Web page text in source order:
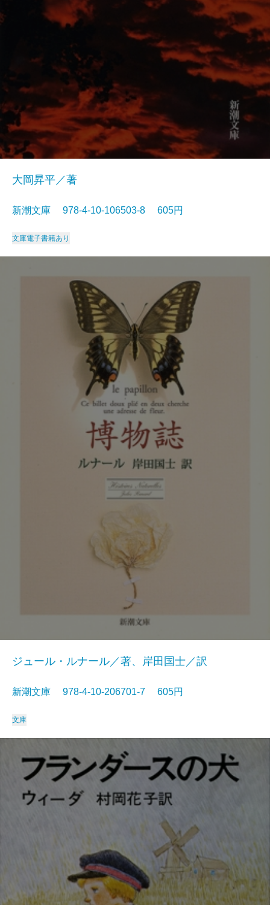
大岡昇平／著
新潮文庫 978-4-10-106503-8 605円
文庫電子書籍あり
ジュール・ルナール／著、岸田国士／訳
新潮文庫 978-4-10-206701-7 605円
文庫